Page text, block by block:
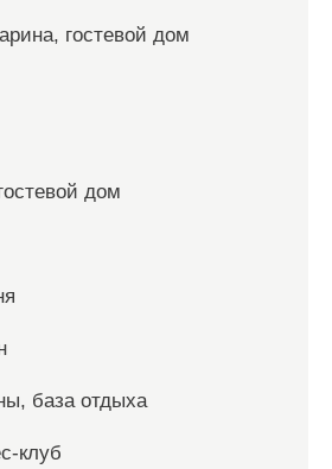
гостевой дом
дом
база отдыха
клуб